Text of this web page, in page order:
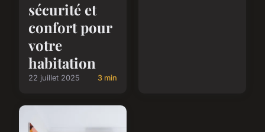
sécurité et
confort pour
votre
habitation
22 juillet 2025 3 min